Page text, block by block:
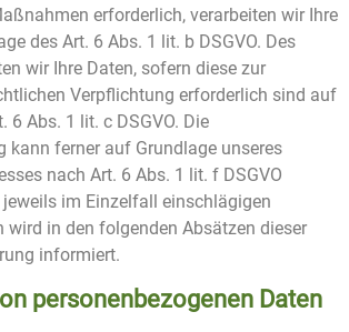
erforderlich, verarbeiten wir Ihre
des Art. 6 Abs. 1 lit. b DSGVO. Des
wir Ihre Daten, sofern diese zur
Verpflichtung erforderlich sind auf
6 Abs. 1 lit. c DSGVO. Die
kann ferner auf Grundlage unseres
nach Art. 6 Abs. 1 lit. f DSGVO
im Einzelfall einschlägigen
wird in den folgenden Absätzen dieser
informiert.
personenbezogenen Daten